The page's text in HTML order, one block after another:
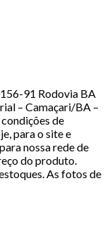
91 Rodovia BA
– Camaçari/BA –
de
para o site e
nossa rede de
do produto.
As fotos de